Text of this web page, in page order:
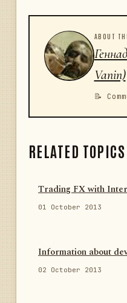
ABOUT
Vanin)
📝
RELATED TOPICS
Trading FX with
01 October 2013
Information about
02 October 2013